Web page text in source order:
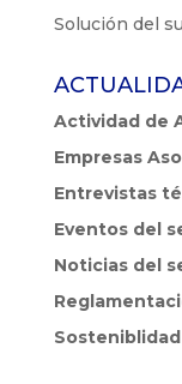
Solución del
Actividad de
Empresas
Entrevistas
Eventos del
Noticias del
Sosteniblidad